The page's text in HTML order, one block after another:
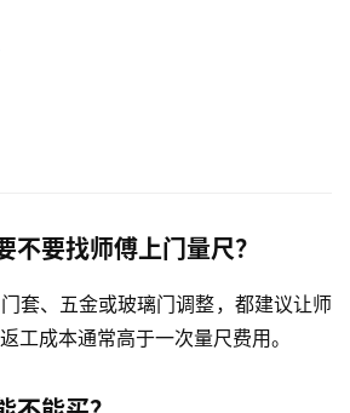
不要找师傅上门量尺？
套、五金或玻璃门调整，都建议让师
工成本通常高于一次量尺费用。